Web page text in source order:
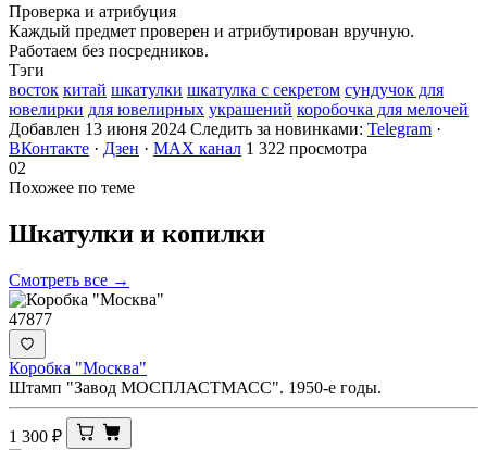
Проверка и атрибуция
Каждый предмет проверен и атрибутирован вручную.
Работаем без посредников.
Тэги
восток китай шкатулки шкатулка с секретом сундучок для
ювелирки для ювелирных украшений коробочка для мелочей
Добавлен 13 июня 2024 Следить за новинками: Telegram ·
ВКонтакте · Дзен · MAX канал 1 322 просмотра
02
Похожее по теме
Шкатулки и копилки
Смотреть все →
47877
Коробка "Москва"
Штамп "Завод МОСПЛАСТМАСС". 1950-е годы.
1 300 ₽